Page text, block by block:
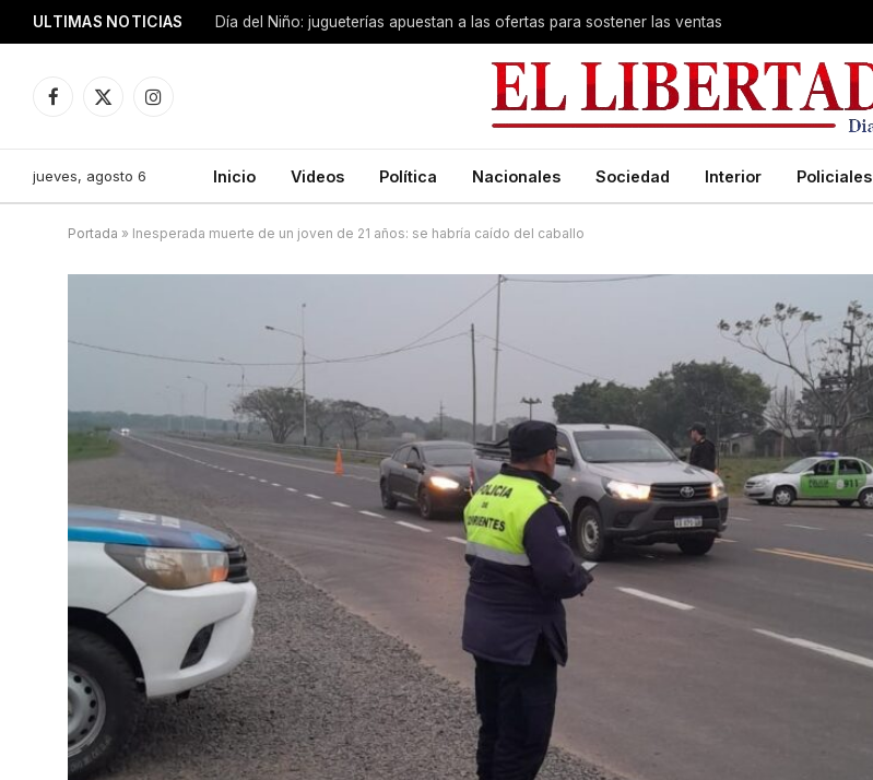
ULTIMAS NOTICIAS Día del Niño: jugueterías apuestan a las ofertas para sostener las ventas
Facebook
X
Instagram
jueves, agosto 6 Inicio Videos Política Nacionales Sociedad Interior Policiales
Portada » Inesperada muerte de un joven de 21 años: se habría caído del caballo